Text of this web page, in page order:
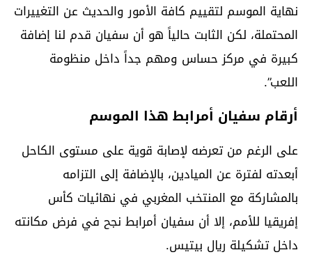
نهاية الموسم لتقييم كافة الأمور والحديث عن التغييرات
المحتملة، لكن الثابت حالياً هو أن سفيان قدم لنا إضافة
كبيرة في مركز حساس ومهم جداً داخل منظومة
اللعب”.
أرقام سفيان أمرابط هذا الموسم
على الرغم من تعرضه لإصابة قوية على مستوى الكاحل
أبعدته لفترة عن الميادين، بالإضافة إلى التزامه
بالمشاركة مع المنتخب المغربي في نهائيات كأس
إفريقيا للأمم، إلا أن سفيان أمرابط نجح في فرض مكانته
داخل تشكيلة ريال بيتيس.